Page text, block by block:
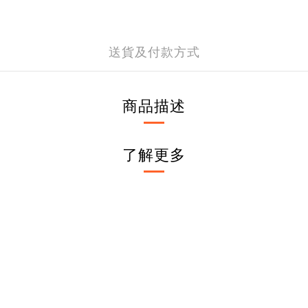
送貨及付款方式
商品描述
了解更多